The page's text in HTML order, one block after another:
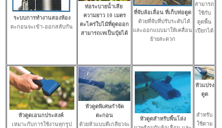
ระบบการทำงานสองห้อง
ตะกอนจะเข้า-ออกสลับกัน
ท่อระบายน้ำเสีย
ความยาว 10 เมตร
ตะไคร่ใบไม้ที่ดูดออก
สามารถเทเป็นปุ๋ยได้
ที่จับล้อเลื่อน ที่เก็บท่อดูด
ด้วยที่จับที่ปรับระดับได้
และออกแบบมาให้เคลื่อน
ย้ายสะดวก
สามารถ
ใช้กับ
ดูดพื้น
เปียกได้
หัวดูดเอนกประสงค์
เหมาะกับการใช้งานทุกรูป
หัวดูดพิเศษกำจัด
ตะกอน
ด้วยหัวแบบตีเกลียวจะ
หัวดูดสำหรับพื้นโล่ง
หัวแปรง
ดูด
สำหรับ
ใช้ตาม